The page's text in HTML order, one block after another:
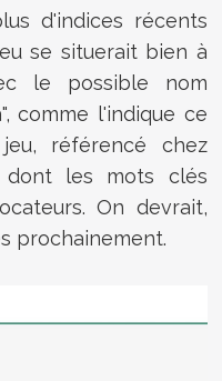
d'indices récents
se situerait bien à
le possible nom
comme l'indique ce
référencé chez
dont les mots clés
On devrait,
prochainement.